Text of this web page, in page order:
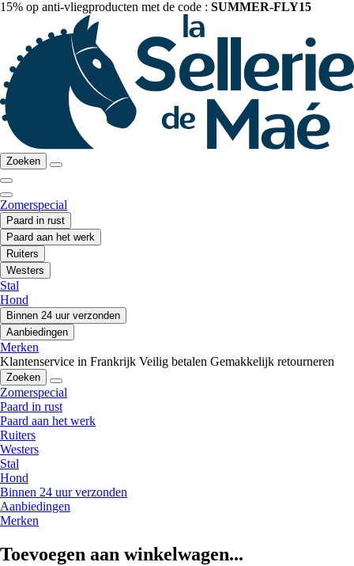
15% op anti-vliegproducten met de code : SUMMER-FLY15
Zoeken
Zomerspecial
Paard in rust
Paard aan het werk
Ruiters
Westers
Stal
Hond
Binnen 24 uur verzonden
Aanbiedingen
Merken
Klantenservice in Frankrijk Veilig betalen Gemakkelijk retourneren
Zoeken
Zomerspecial
Paard in rust
Paard aan het werk
Ruiters
Westers
Stal
Hond
Binnen 24 uur verzonden
Aanbiedingen
Merken
Toevoegen aan winkelwagen...